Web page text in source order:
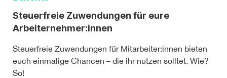
Steuerfreie Zuwendungen für eure
Arbeiternehmer:innen
Steuerfreie Zuwendungen für Mitarbeiter:innen bieten
euch einmalige Chancen – die ihr nutzen solltet. Wie?
So!